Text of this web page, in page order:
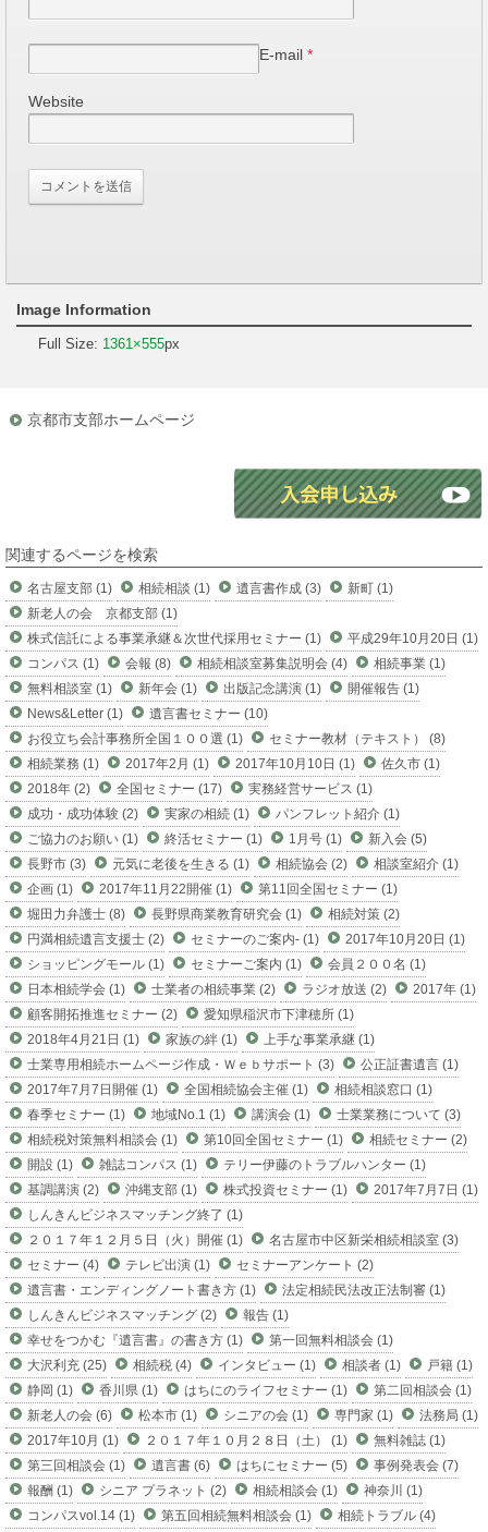
E-mail *
Website
Image Information
Full Size: 1361×555px
京都市支部ホームページ
関連するページを検索
名古屋支部 (1) 相続相談 (1) 遺言書作成 (3)
新町 (1)
新老人の会 京都支部 (1)
株式信託による事業承継＆次世代採用セミナー (1)
平成29年10月20日 (1)
コンパス (1)
会報 (8) 相続相談室募集説明会 (4)
相続事業 (1)
無料相談室 (1)
新年会 (1) 出版記念講演 (1)
開催報告 (1)
News&Letter (1)
遺言書セミナー (10)
お役立ち会計事務所全国１００選 (1)
セミナー教材（テキスト） (8)
相続業務 (1)
2017年2月 (1) 2017年10月10日 (1)
佐久市 (1)
2018年 (2)
全国セミナー (17)
実務経営サービス (1)
成功・成功体験 (2)
実家の相続 (1)
パンフレット紹介 (1)
ご協力のお願い (1)
終活セミナー (1) 1月号 (1)
新入会 (5)
長野市 (3)
元気に老後を生きる (1) 相続協会 (2)
相談室紹介 (1)
企画 (1)
2017年11月22開催 (1)
第11回全国セミナー (1)
堀田力弁護士 (8)
長野県商業教育研究会 (1)
相続対策 (2)
円満相続遺言支援士 (2)
セミナーのご案内- (1)
2017年10月20日 (1)
ショッピングモール (1)
セミナーご案内 (1)
会員２００名 (1)
日本相続学会 (1)
士業者の相続事業 (2) ラジオ放送 (2)
2017年 (1)
顧客開拓推進セミナー (2)
愛知県稲沢市下津穂所 (1)
2018年4月21日 (1)
家族の絆 (1)
上手な事業承継 (1)
士業専用相続ホームページ作成・Ｗｅｂサポート (3)
公正証書遺言 (1)
2017年7月7日開催 (1)
全国相続協会主催 (1)
相続相談窓口 (1)
春季セミナー (1)
地域No.1 (1) 講演会 (1)
士業業務について (3)
相続税対策無料相談会 (1)
第10回全国セミナー (1)
相続セミナー (2)
開設 (1)
雑誌コンパス (1)
テリー伊藤のトラブルハンター (1)
基調講演 (2)
沖縄支部 (1) 株式投資セミナー (1)
2017年7月7日 (1)
しんきんビジネスマッチング終了 (1)
２０１７年１２月５日（火）開催 (1)
名古屋市中区新栄相続相談室 (3)
セミナー (4)
テレビ出演 (1)
セミナーアンケート (2)
遺言書・エンディングノート書き方 (1)
法定相続民法改正法制審 (1)
しんきんビジネスマッチング (2)
報告 (1)
幸せをつかむ『遺言書』の書き方 (1)
第一回無料相談会 (1)
大沢利充 (25)
相続税 (4) インタビュー (1) 相談者 (1)
戸籍 (1)
静岡 (1)
香川県 (1) はちにのライフセミナー (1)
第二回相談会 (1)
新老人の会 (6)
松本市 (1) シニアの会 (1) 専門家 (1)
法務局 (1)
2017年10月 (1)
２０１７年１０月２８日（土） (1)
無料雑誌 (1)
第三回相談会 (1)
遺言書 (6) はちにセミナー (5)
事例発表会 (7)
報酬 (1)
シニア プラネット (2) 相続相談会 (1)
神奈川 (1)
コンパスvol.14 (1)
第五回相続無料相談会 (1)
相続トラブル (4)